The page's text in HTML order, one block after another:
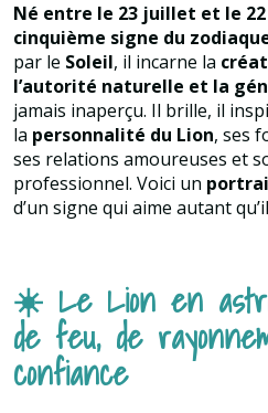
Né entre le 23 juillet et le
cinquième signe du
par le Soleil, il incarne la
l’autorité naturelle et la
jamais inaperçu. Il brille, il
la personnalité du Lion, ses
ses relations amoureuses et
professionnel. Voici un
d’un signe qui aime autant
☀️ Le Lion en
de feu, de
confiance